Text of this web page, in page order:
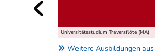
Universitätsstudium Traversflöte (MA)
Weitere Ausbildungen